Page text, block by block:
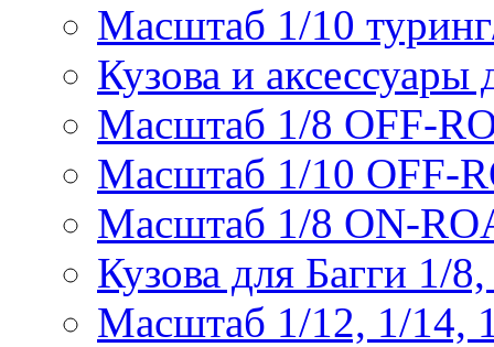
Масштаб 1/10
Кузова и
Масштаб 1/8 OFF-
Масштаб 1/10 OFF-
Масштаб 1/8 ON-
Кузова для Багги 1/
Масштаб 1/12, 1/14,